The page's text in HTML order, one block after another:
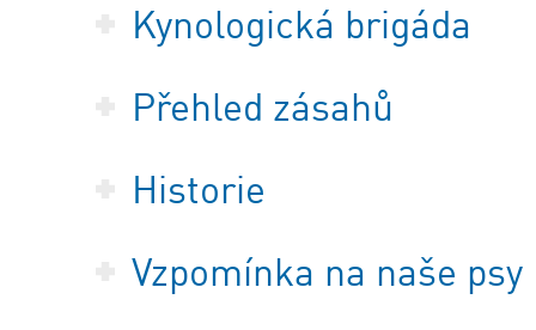
Kynologická brigáda
Přehled zásahů
Historie
Vzpomínka na naše psy